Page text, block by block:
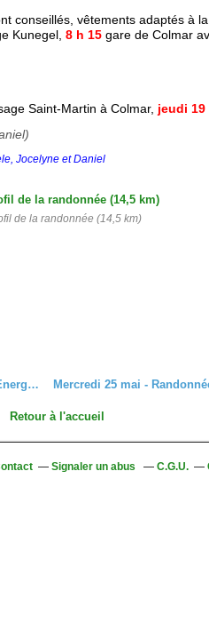
conseillés, vêtements adaptés à la
Kunegel, 8 h 15 gare de Colmar
Saint-Martin à Colmar, jeudi 19
Jocelyne et Daniel
de la randonnée (14,5 km)
Dimanche 22 mai - Eurorando de l’Énergie à Kembs
Retour à l'accueil
Signaler un abus C.G.U.